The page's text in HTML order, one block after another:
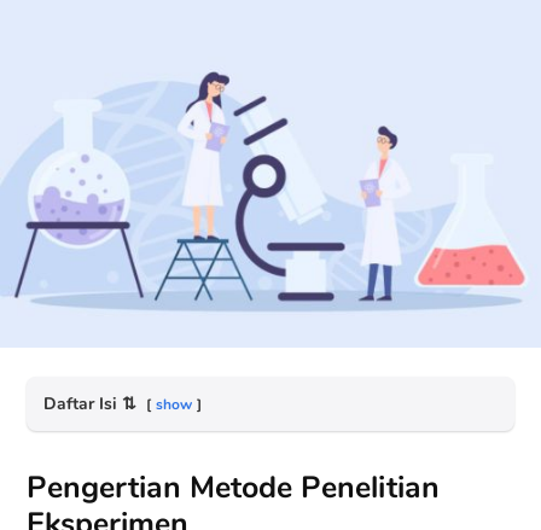
Daftar Isi ⇅ show
Pengertian Metode Penelitian